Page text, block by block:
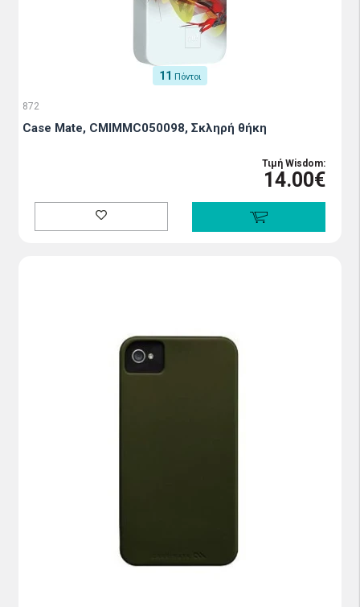
11 Πόντοι
872
Case Mate, CMIMMC050098, Σκληρή θήκη
Τιμή Wisdom:
14.00€